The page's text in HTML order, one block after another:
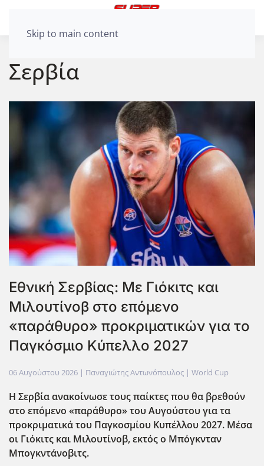
Skip to main content
Σερβία
Εθνική Σερβίας: Με Γιόκιτς και
Μιλουτίνοβ στο επόμενο
«παράθυρο» προκριματικών για το
Παγκόσμιο Κύπελλο 2027
06 Αυγούστου 2026 | Παναγιώτης Αντωνόπουλος | World Cup
Η Σερβία ανακοίνωσε τους παίκτες που θα βρεθούν
στο επόμενο «παράθυρο» του Αυγούστου για τα
προκριματικά του Παγκοσμίου Κυπέλλου 2027. Μέσα
οι Γιόκιτς και Μιλουτίνοβ, εκτός ο Μπόγκνταν
Μπογκντάνοβιτς.